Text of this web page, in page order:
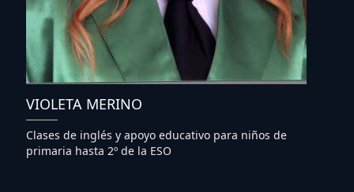
VIOLETA MERINO
Clases de inglés y apoyo educativo para niños de
primaria hasta 2º de la ESO